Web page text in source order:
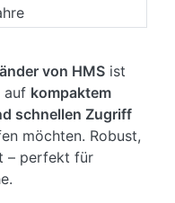
von HMS ist
auf kompaktem
schnellen Zugriff
möchten. Robust,
– perfekt für